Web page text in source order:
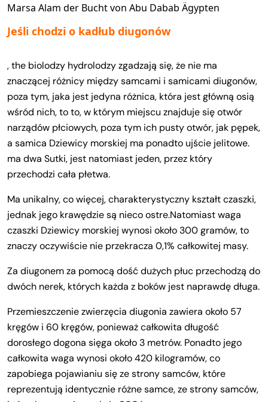
Marsa Alam der Bucht von Abu Dabab Ägypten
Jeśli chodzi o kadłub diugonów
, the biolodzy hydrolodzy zgadzają się, że nie ma
znaczącej różnicy między samcami i samicami diugonów,
poza tym, jaka jest jedyna różnica, która jest główną osią
wśród nich, to to, w którym miejscu znajduje się otwór
narządów płciowych, poza tym ich pusty otwór, jak pępek,
a samica Dziewicy morskiej ma ponadto ujście jelitowe.
ma dwa Sutki, jest natomiast jeden, przez który
przechodzi cała płetwa.
Ma unikalny, co więcej, charakterystyczny kształt czaszki,
jednak jego krawędzie są nieco ostre.Natomiast waga
czaszki Dziewicy morskiej wynosi około 300 gramów, to
znaczy oczywiście nie przekracza 0,1% całkowitej masy.
Za diugonem za pomocą dość dużych płuc przechodzą do
dwóch nerek, których każda z boków jest naprawdę długa.
Przemieszczenie zwierzęcia diugonia zawiera około 57
kręgów i 60 kręgów, ponieważ całkowita długość
dorosłego dogona sięga około 3 metrów. Ponadto jego
całkowita waga wynosi około 420 kilogramów, co
zapobiega pojawianiu się ze strony samców, które
reprezentują identycznie różne samce, ze strony samców,